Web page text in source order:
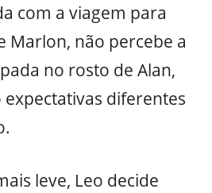
com a viagem para
Marlon, não percebe a
no rosto de Alan,
diferentes
leve, Leo decide